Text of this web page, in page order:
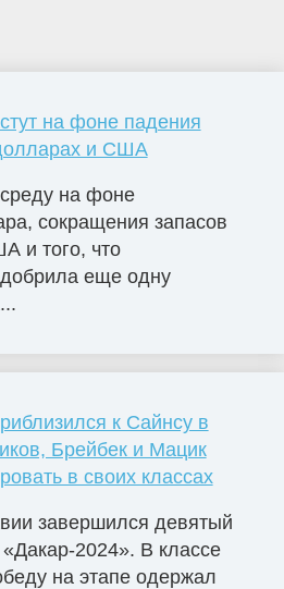
на фоне падения
и США
на фоне
сокращения запасов
и того, что
еще одну
к Сайнсу в
Брейбек и Мацик
в своих классах
завершился девятый
2024». В классе
на этапе одержал